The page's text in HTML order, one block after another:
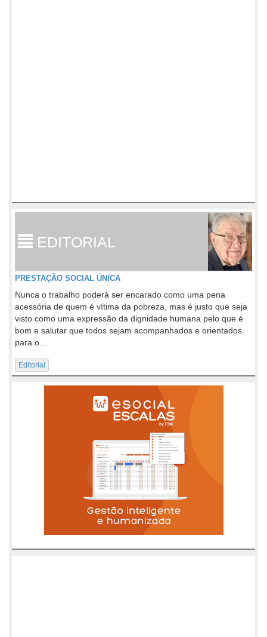
EDITORIAL
PRESTAÇÃO SOCIAL ÚNICA
Nunca o trabalho poderá ser encarado como uma pena
acessória de quem é vítima da pobreza, mas é justo que seja
visto como uma expressão da dignidade humana pelo que é
bom e salutar que todos sejam acompanhados e orientados
para o...
Editorial